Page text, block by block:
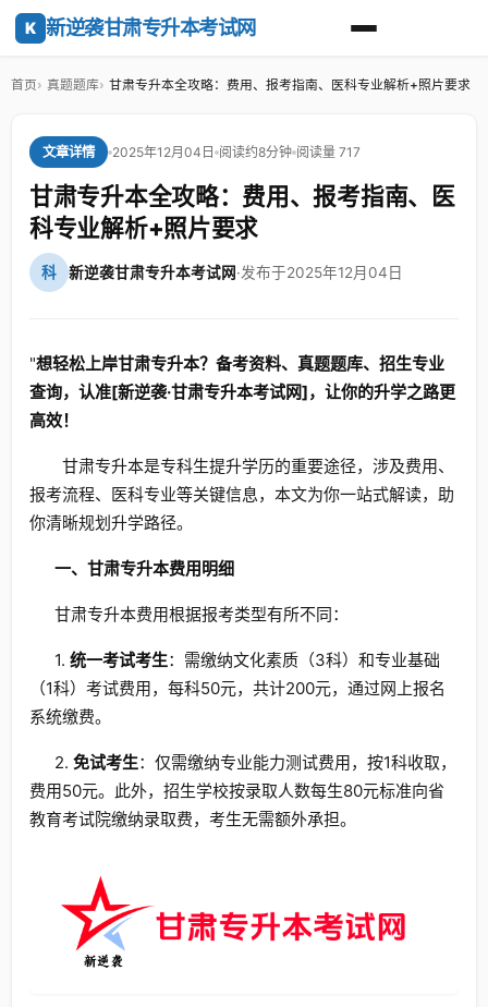
K 新逆袭甘肃专升本考试网
首页 真题题库 甘肃专升本全攻略：费用、报考指南、医科专业解析+照片要求
文章详情 2025年12月04日 阅读约8分钟 阅读量 717
甘肃专升本全攻略：费用、报考指南、医
科专业解析+照片要求
科 新逆袭甘肃专升本考试网·发布于2025年12月04日
"想轻松上岸甘肃专升本？备考资料、真题题库、招生专业
查询，认准[新逆袭·甘肃专升本考试网]，让你的升学之路更
高效！
甘肃专升本是专科生提升学历的重要途径，涉及费用、
报考流程、医科专业等关键信息，本文为你一站式解读，助
你清晰规划升学路径。
一、甘肃专升本费用明细
甘肃专升本费用根据报考类型有所不同：
1. 统一考试考生：需缴纳文化素质（3科）和专业基础
（1科）考试费用，每科50元，共计200元，通过网上报名
系统缴费。
2. 免试考生：仅需缴纳专业能力测试费用，按1科收取，
费用50元。此外，招生学校按录取人数每生80元标准向省
教育考试院缴纳录取费，考生无需额外承担。